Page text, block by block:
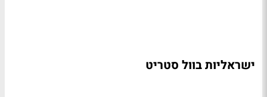
ישראליות בוול סטריט